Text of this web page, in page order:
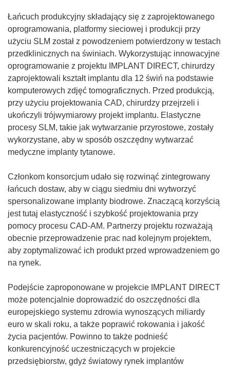
n
i
k
o
t
w
o
r
z
y
s
i
w
n
o
w
y
m
o
k
i
e
)
Łańcuch produkcyjny składający się z zaprojektowanego
oprogramowania, platformy sieciowej i produkcji przy
użyciu SLM został z powodzeniem potwierdzony w testach
przedklinicznych na świniach. Wykorzystując innowacyjne
oprogramowanie z projektu IMPLANT DIRECT, chirurdzy
zaprojektowali kształt implantu dla 12 świń na podstawie
komputerowych zdjęć tomograficznych. Przed produkcją,
przy użyciu projektowania CAD, chirurdzy przejrzeli i
ukończyli trójwymiarowy projekt implantu. Elastyczne
procesy SLM, takie jak wytwarzanie przyrostowe, zostały
wykorzystane, aby w sposób oszczędny wytwarzać
medyczne implanty tytanowe.
Członkom konsorcjum udało się rozwinąć zintegrowany
łańcuch dostaw, aby w ciągu siedmiu dni wytworzyć
spersonalizowane implanty biodrowe. Znaczącą korzyścią
jest tutaj elastyczność i szybkość projektowania przy
pomocy procesu CAD-AM. Partnerzy projektu rozważają
obecnie przeprowadzenie prac nad kolejnym projektem,
aby zoptymalizować ich produkt przed wprowadzeniem go
na rynek.
Podejście zaproponowane w projekcie IMPLANT DIRECT
może potencjalnie doprowadzić do oszczędności dla
europejskiego systemu zdrowia wynoszących miliardy
euro w skali roku, a także poprawić rokowania i jakość
życia pacjentów. Powinno to także podnieść
konkurencyjność uczestniczących w projekcie
przedsiębiorstw, gdyż światowy rynek implantów